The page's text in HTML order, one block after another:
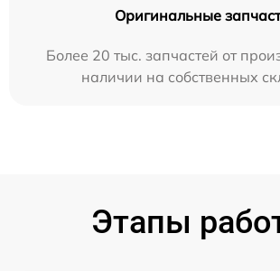
Оригинальные
Более 20 тыс. запчастей от
наличии на собственных
Этапы